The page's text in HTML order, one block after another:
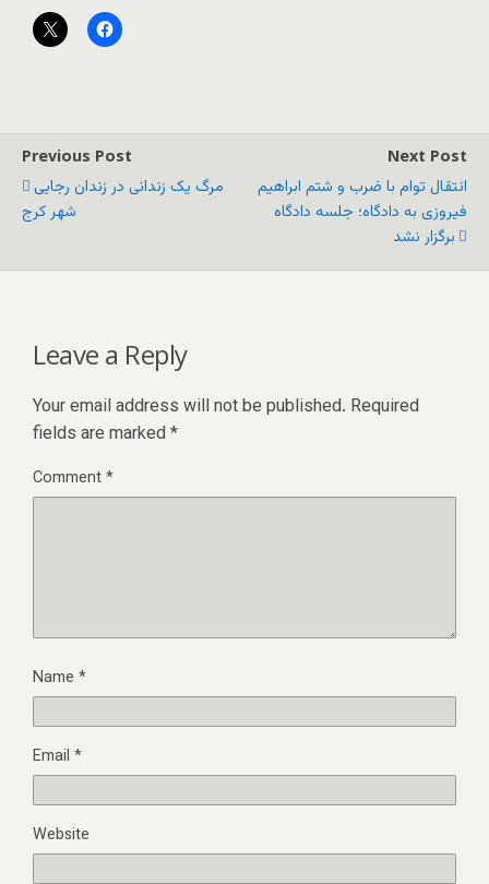
Previous Post
مرگ یک زندانی در زندان رجایی
شهر کرج
Next Post
انتقال توام با ضرب و شتم ابراهیم
فیروزی به دادگاه؛ جلسه دادگاه
برگزار نشد
Leave a Reply
Your email address will not be published. Required
fields are marked *
Comment*
Name *
Email *
Website